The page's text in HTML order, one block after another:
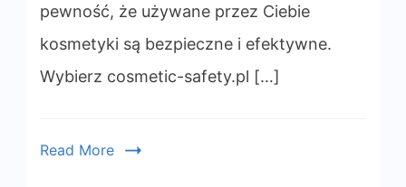
pewność, że używane przez Ciebie
kosmetyki są bezpieczne i efektywne.
Wybierz cosmetic-safety.pl […]
Read More